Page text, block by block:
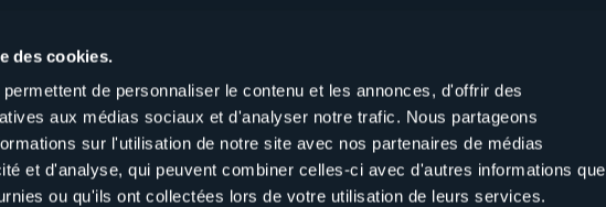
des cookies.
de personnaliser le contenu et les annonces, d'offrir des
aux médias sociaux et d'analyser notre trafic. Nous partageons
sur l'utilisation de notre site avec nos partenaires de médias
et d'analyse, qui peuvent combiner celles-ci avec d'autres informations que
ou qu'ils ont collectées lors de votre utilisation de leurs services.
VB - Italy
Suivez-nous sur nos réseaux sociaux